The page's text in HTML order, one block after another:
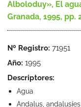
Alboloduy», El
Granada, 1995, pp.
Nº Registro: 71951
Año: 1995
Descriptores:
Agua
Andalus, andalusíes